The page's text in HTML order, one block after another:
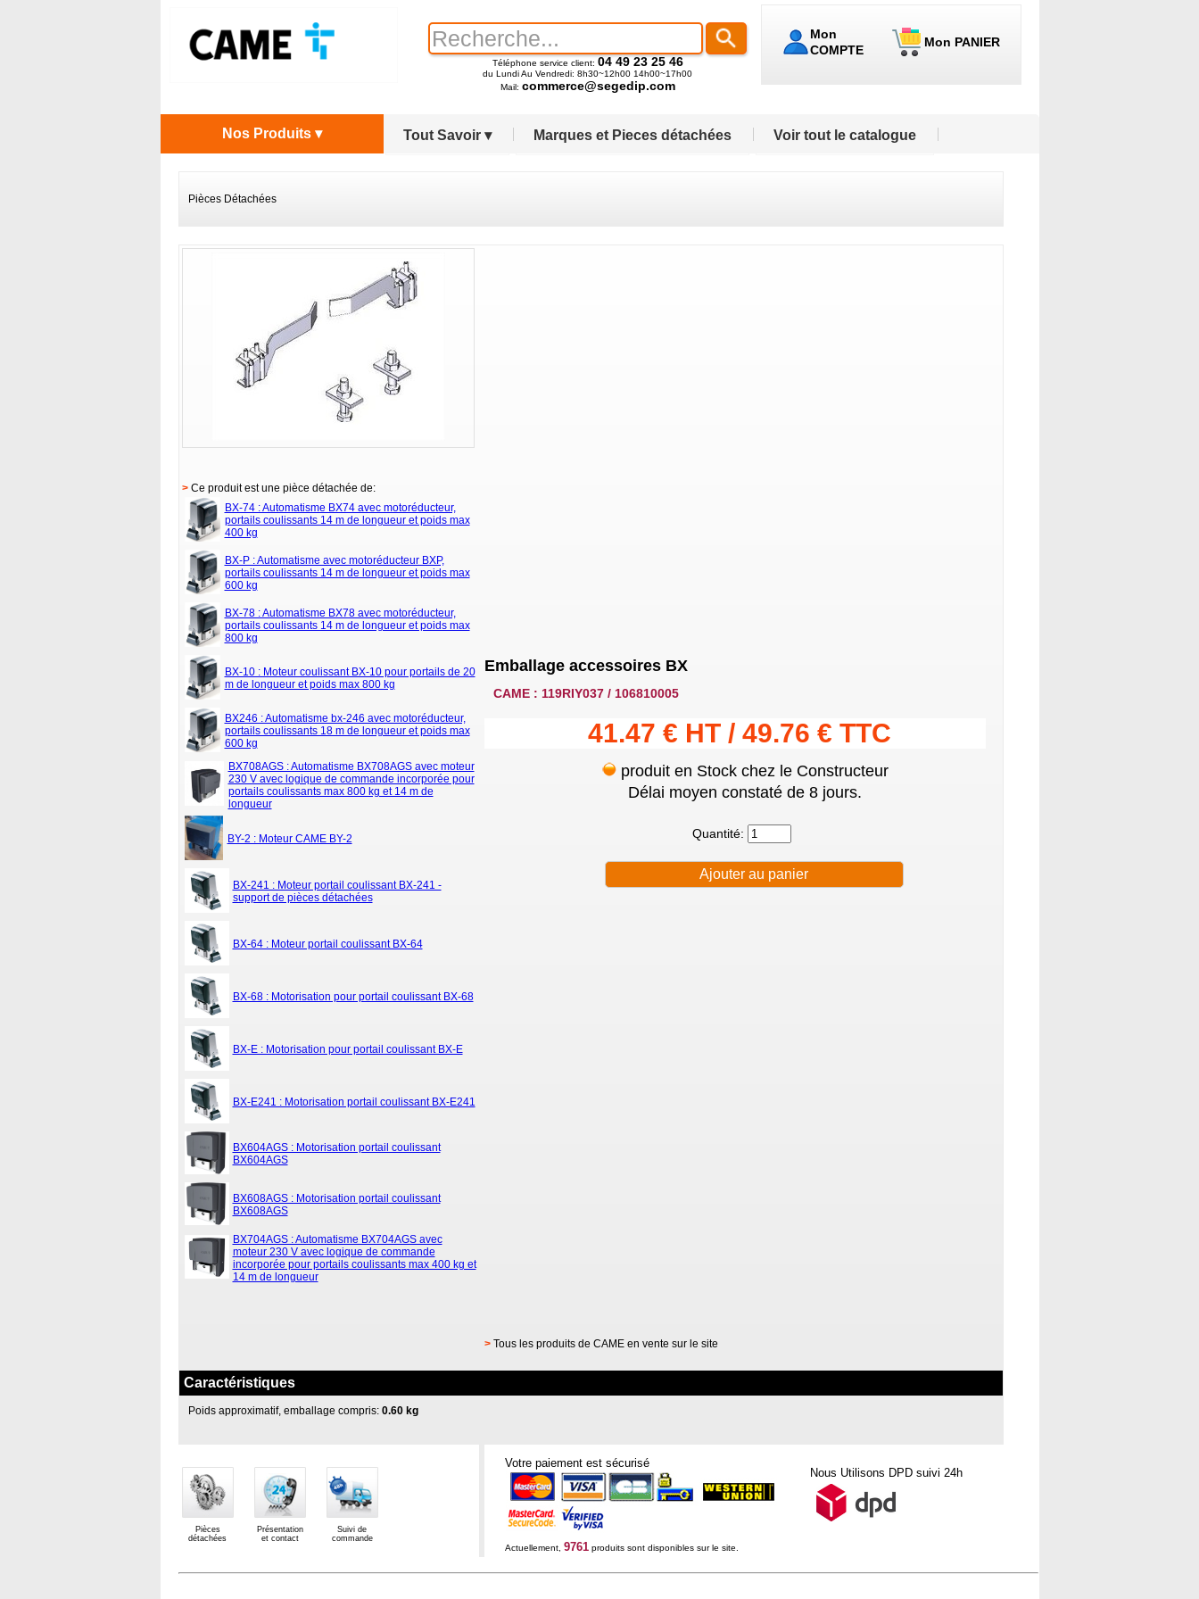
Mon
COMPTE
Mon PANIER
Téléphone service client: 04 49 23 25 46
du Lundi Au Vendredi: 8h30~12h00 14h00~17h00
Mail: commerce@segedip.com
Tout Savoir ▾ Marques et Pieces détachées Voir tout le catalogue
Nos Produits ▾
Pièces Détachées
>Ce produit est une pièce détachée de:
BX-74 : Automatisme BX74 avec motoréducteur,
portails coulissants 14 m de longueur et poids max
400 kg
BX-P : Automatisme avec motoréducteur BXP,
portails coulissants 14 m de longueur et poids max
600 kg
BX-78 : Automatisme BX78 avec motoréducteur,
portails coulissants 14 m de longueur et poids max
800 kg
BX-10 : Moteur coulissant BX-10 pour portails de 20
m de longueur et poids max 800 kg
BX246 : Automatisme bx-246 avec motoréducteur,
portails coulissants 18 m de longueur et poids max
600 kg
BX708AGS : Automatisme BX708AGS avec moteur
230 V avec logique de commande incorporée pour
portails coulissants max 800 kg et 14 m de
longueur
BY-2 : Moteur CAME BY-2
BX-241 : Moteur portail coulissant BX-241 -
support de pièces détachées
BX-64 : Moteur portail coulissant BX-64
BX-68 : Motorisation pour portail coulissant BX-68
BX-E : Motorisation pour portail coulissant BX-E
BX-E241 : Motorisation portail coulissant BX-E241
BX604AGS : Motorisation portail coulissant
BX604AGS
BX608AGS : Motorisation portail coulissant
BX608AGS
BX704AGS : Automatisme BX704AGS avec
moteur 230 V avec logique de commande
incorporée pour portails coulissants max 400 kg et
14 m de longueur
Emballage accessoires BX
CAME : 119RIY037 / 106810005
41.47 € HT / 49.76 € TTC
produit en Stock chez le Constructeur
Délai moyen constaté de 8 jours.
Quantité:
> Tous les produits de CAME en vente sur le site
Caractéristiques
Poids approximatif, emballage compris:0.60 kg
Pièces
détachées
Présentation
et contact
Suivi de
commande
Votre paiement est sécurisé
Nous Utilisons DPD suivi 24h
Actuellement, 9761produits sont disponibles sur le site.